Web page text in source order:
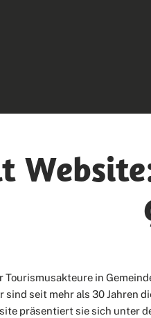
in
sind seit mehr als 30 Jahren
präsentiert sie sich unter